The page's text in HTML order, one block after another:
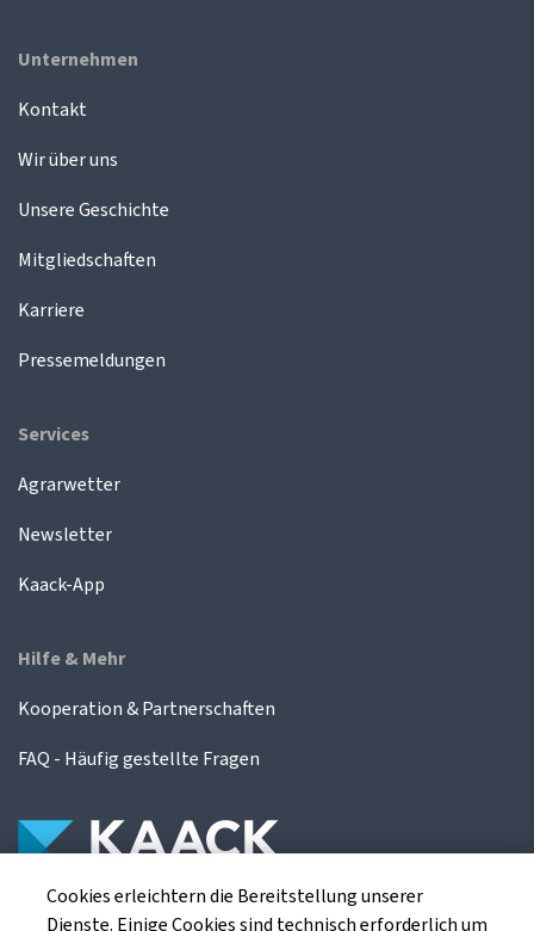
Unternehmen
Kontakt
Wir über uns
Unsere Geschichte
Mitgliedschaften
Karriere
Pressemeldungen
Services
Agrarwetter
Newsletter
Kaack-App
Hilfe & Mehr
Kooperation & Partnerschaften
FAQ - Häufig gestellte Fragen
Die Kaack Terminhandel GmbH ist ein
Cookies erleichtern die Bereitstellung unserer
Dienste. Einige Cookies sind technisch erforderlich um